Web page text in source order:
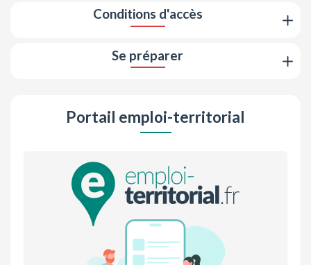
Conditions d'accès
Se préparer
Portail emploi-territorial